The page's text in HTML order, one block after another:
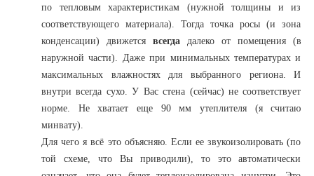
по тепловым характеристикам (нужной толщины и из
соответствующего материала). Тогда точка росы (и зона
конденсации) движется всегда далеко от помещения (в
наружной части). Даже при минимальных температурах и
максимальных влажностях для выбранного региона. И
внутри всегда сухо. У Вас стена (сейчас) не соответствует
норме. Не хватает еще 90 мм утеплителя (я считаю
минвату).
Для чего я всё это объясняю. Если ее звукоизолировать (по
той схеме, что Вы приводили), то это автоматически